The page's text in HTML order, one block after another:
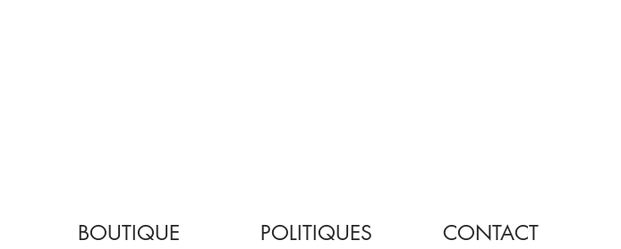
BOUTIQUE POLITIQUES CONTACT